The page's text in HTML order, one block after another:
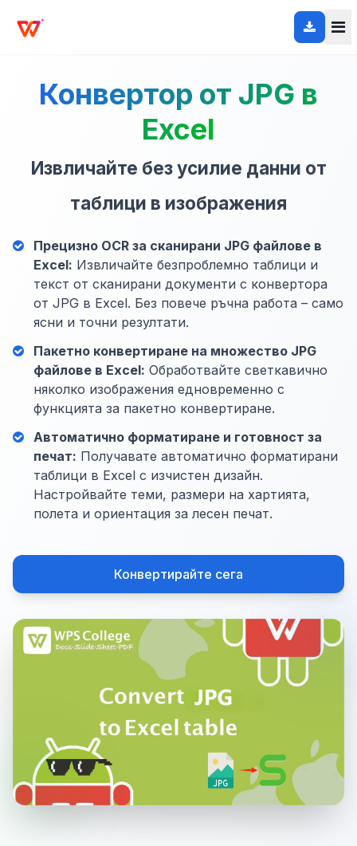
Конвертор от JPG в
Excel
Извличайте без усилие данни от
таблици в изображения
Прецизно OCR за сканирани JPG файлове в
Excel: Извличайте безпроблемно таблици и
текст от сканирани документи с конвертора
от JPG в Excel. Без повече ръчна работа – само
ясни и точни резултати.
Пакетно конвертиране на множество JPG
файлове в Excel: Обработвайте светкавично
няколко изображения едновременно с
функцията за пакетно конвертиране.
Автоматично форматиране и готовност за
печат: Получавате автоматично форматирани
таблици в Excel с изчистен дизайн.
Настройвайте теми, размери на хартията,
полета и ориентация за лесен печат.
Конвертирайте сега